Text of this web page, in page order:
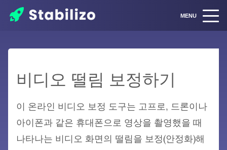
MENU
비디오 떨림 보정하기
이 온라인 비디오 보정 도구는 고프로, 드론이나
아이폰과 같은 휴대폰으로 영상을 촬영했을 때
나타나는 비디오 화면의 떨림을 보정(안정화)해